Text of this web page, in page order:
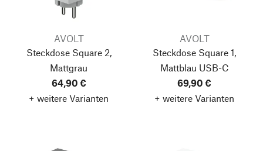
AVOLT
Steckdose Square 2,
Mattgrau
64,90 €
+ weitere Varianten
AVOLT
Steckdose Square 1,
Mattblau USB-C
69,90 €
+ weitere Varianten